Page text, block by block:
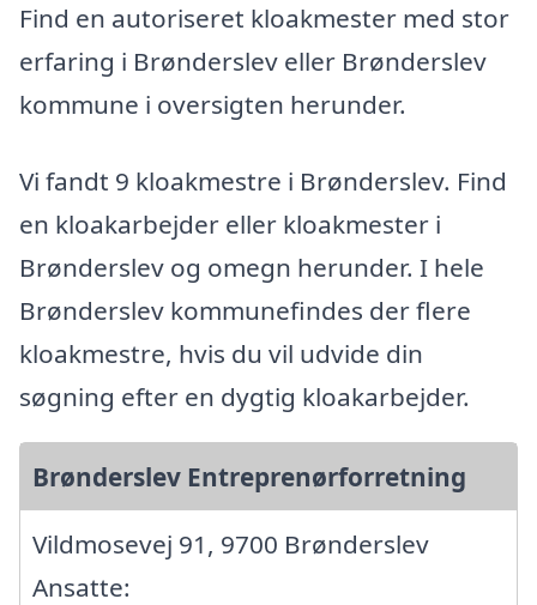
Find en autoriseret kloakmester med stor
erfaring i Brønderslev eller Brønderslev
kommune i oversigten herunder.
Vi fandt 9 kloakmestre i Brønderslev. Find
en kloakarbejder eller kloakmester i
Brønderslev og omegn herunder. I hele
Brønderslev kommunefindes der flere
kloakmestre, hvis du vil udvide din
søgning efter en dygtig kloakarbejder.
Brønderslev Entreprenørforretning
Vildmosevej 91, 9700 Brønderslev
Ansatte: